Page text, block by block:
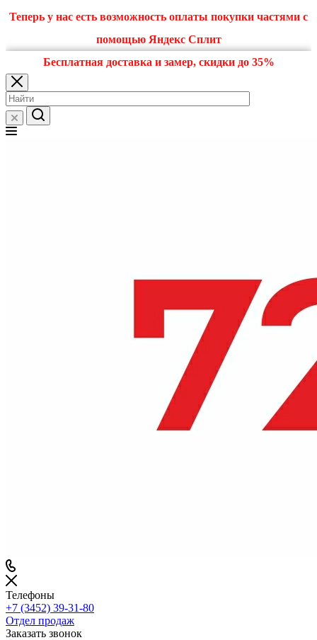
Теперь у нас есть возможность оплаты покупки частями с
помощью Яндекс Сплит
Бесплатная доставка и замер, скидки до 35%
Телефоны
+7 (3452) 39-31-80
Отдел продаж
Заказать звонок